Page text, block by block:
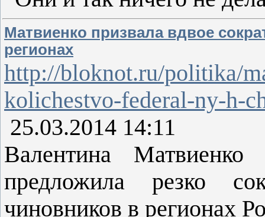
Матвиенко призвала вдвое
регионах
http://bloknot.ru/politika/
kolichestvo-federal-ny-h-
25.03.2014 14:11
Валентина Матвиенко
предложила резко
чиновников в регионах